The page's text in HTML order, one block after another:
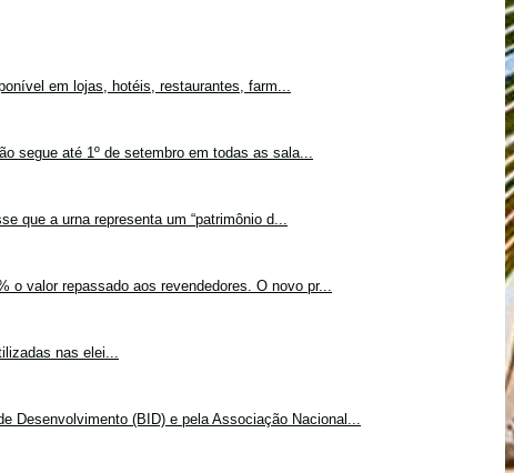
em lojas, hotéis, restaurantes, farm...
segue até 1º de setembro em todas as sala...
que a urna representa um “patrimônio d...
o valor repassado aos revendedores. O novo pr...
nas elei...
Desenvolvimento (BID) e pela Associação Nacional...